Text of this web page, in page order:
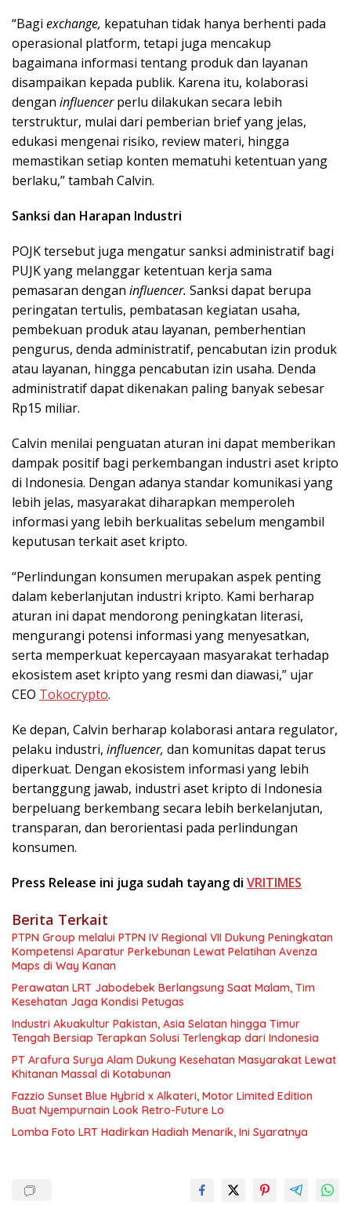
“Bagi exchange, kepatuhan tidak hanya berhenti pada
operasional platform, tetapi juga mencakup
bagaimana informasi tentang produk dan layanan
disampaikan kepada publik. Karena itu, kolaborasi
dengan influencerperlu dilakukan secara lebih
terstruktur, mulai dari pemberian brief yang jelas,
edukasi mengenai risiko, review materi, hingga
memastikan setiap konten mematuhi ketentuan yang
berlaku,” tambah Calvin.
Sanksi dan Harapan Industri
POJK tersebut juga mengatur sanksi administratif bagi
PUJK yang melanggar ketentuan kerja sama
pemasaran dengan influencer. Sanksi dapat berupa
peringatan tertulis, pembatasan kegiatan usaha,
pembekuan produk atau layanan, pemberhentian
pengurus, denda administratif, pencabutan izin produk
atau layanan, hingga pencabutan izin usaha. Denda
administratif dapat dikenakan paling banyak sebesar
Rp15 miliar.
Calvin menilai penguatan aturan ini dapat memberikan
dampak positif bagi perkembangan industri aset kripto
di Indonesia. Dengan adanya standar komunikasi yang
lebih jelas, masyarakat diharapkan memperoleh
informasi yang lebih berkualitas sebelum mengambil
keputusan terkait aset kripto.
“Perlindungan konsumen merupakan aspek penting
dalam keberlanjutan industri kripto. Kami berharap
aturan ini dapat mendorong peningkatan literasi,
mengurangi potensi informasi yang menyesatkan,
serta memperkuat kepercayaan masyarakat terhadap
ekosistem aset kripto yang resmi dan diawasi,” ujar
CEO Tokocrypto.
Ke depan, Calvin berharap kolaborasi antara regulator,
pelaku industri, influencer, dan komunitas dapat terus
diperkuat. Dengan ekosistem informasi yang lebih
bertanggung jawab, industri aset kripto di Indonesia
berpeluang berkembang secara lebih berkelanjutan,
transparan, dan berorientasi pada perlindungan
konsumen.
Press Release ini juga sudah tayang di VRITIMES
Berita Terkait
PTPN Group melalui PTPN IV Regional VII Dukung Peningkatan
Kompetensi Aparatur Perkebunan Lewat Pelatihan Avenza
Maps di Way Kanan
Perawatan LRT Jabodebek Berlangsung Saat Malam, Tim
Kesehatan Jaga Kondisi Petugas
Industri Akuakultur Pakistan, Asia Selatan hingga Timur
Tengah Bersiap Terapkan Solusi Terlengkap dari Indonesia
PT Arafura Surya Alam Dukung Kesehatan Masyarakat Lewat
Khitanan Massal di Kotabunan
Fazzio Sunset Blue Hybrid x Alkateri, Motor Limited Edition
Buat Nyempurnain Look Retro-Future Lo
Lomba Foto LRT Hadirkan Hadiah Menarik, Ini Syaratnya